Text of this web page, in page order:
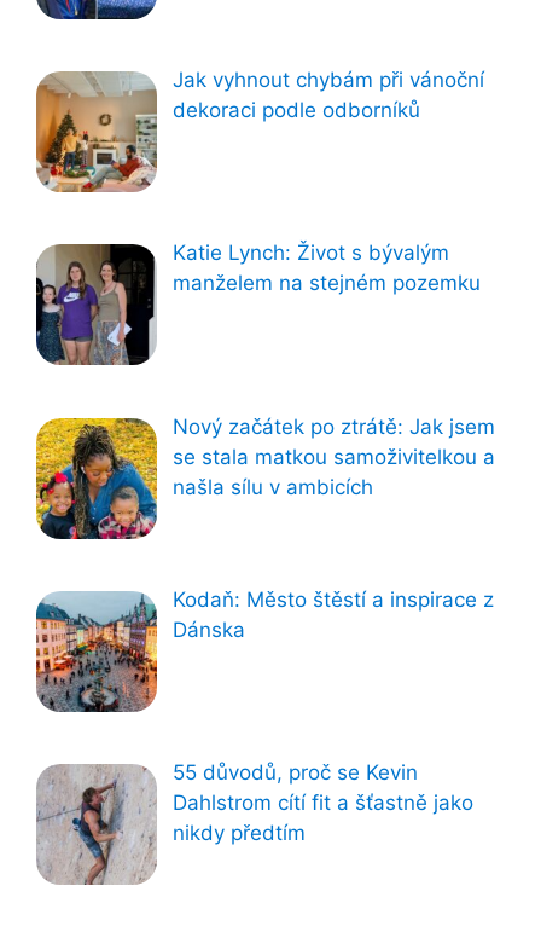
Jak vyhnout chybám při vánoční
dekoraci podle odborníků
Katie Lynch: Život s bývalým
manželem na stejném pozemku
Nový začátek po ztrátě: Jak jsem
se stala matkou samoživitelkou a
našla sílu v ambicích
Kodaň: Město štěstí a inspirace z
Dánska
55 důvodů, proč se Kevin
Dahlstrom cítí fit a šťastně jako
nikdy předtím